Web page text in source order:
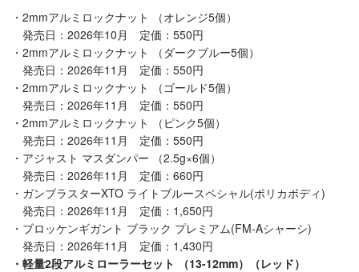
・2mmアルミロックナット （オレンジ5個）
発売日：2026年10月 定価：550円
・2mmアルミロックナット （ダークブルー5個）
発売日：2026年11月 定価：550円
・2mmアルミロックナット （ゴールド5個）
発売日：2026年11月 定価：550円
・2mmアルミロックナット （ピンク5個）
発売日：2026年11月 定価：550円
・アジャスト マスダンパー （2.5g×6個）
発売日：2026年11月 定価：660円
・ガンブラスターXTO ライトブルースペシャル(ポリカボディ)
発売日：2026年11月 定価：1,650円
・ブロッケンギガント ブラック プレミアム(FM-Aシャーシ)
発売日：2026年11月 定価：1,430円
・軽量2段アルミローラーセット （13-12mm）（レッド）